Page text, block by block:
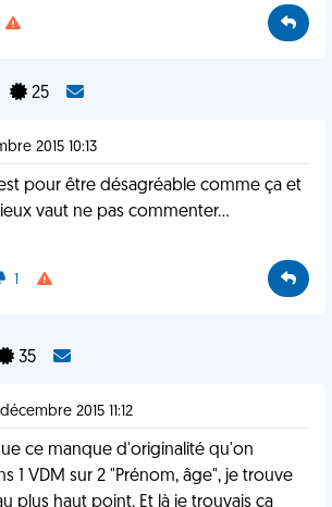
25
2015 10:13
pour être désagréable comme ça et
vaut ne pas commenter...
1
35
2015 11:12
ce manque d'originalité qu'on
1 VDM sur 2 "Prénom, âge", je trouve
plus haut point. Et là je trouvais ça